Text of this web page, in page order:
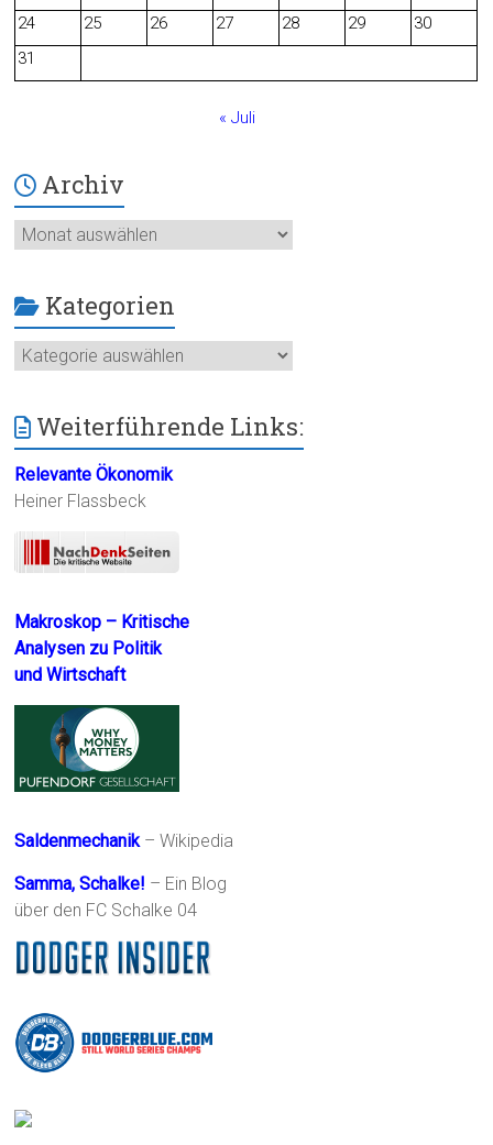
24
25 26 27 28 29
30
31
« Juli
Archiv
Archiv
Kategorien
Kategorien
Weiterführende Links:
Relevante Ökonomik
Heiner Flassbeck
Makroskop – Kritische
Analysen zu Politik
und Wirtschaft
Saldenmechanik– Wikipedia
Samma, Schalke! – Ein Blog
über den FC Schalke 04